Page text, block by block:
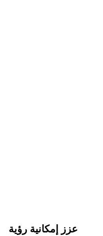
عزز إمكانية رؤية